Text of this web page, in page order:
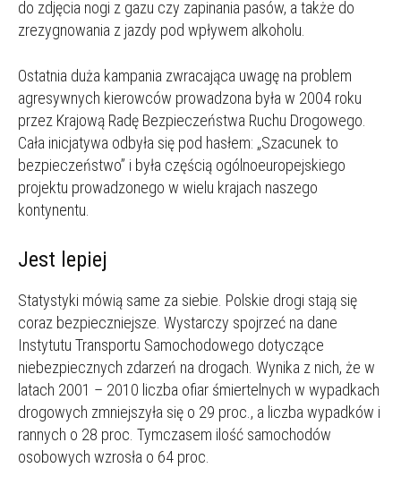
do zdjęcia nogi z gazu czy zapinania pasów, a także do
zrezygnowania z jazdy pod wpływem alkoholu.
Ostatnia duża kampania zwracająca uwagę na problem
agresywnych kierowców prowadzona była w 2004 roku
przez Krajową Radę Bezpieczeństwa Ruchu Drogowego.
Cała inicjatywa odbyła się pod hasłem: „Szacunek to
bezpieczeństwo” i była częścią ogólnoeuropejskiego
projektu prowadzonego w wielu krajach naszego
kontynentu.
Jest lepiej
Statystyki mówią same za siebie. Polskie drogi stają się
coraz bezpieczniejsze. Wystarczy spojrzeć na dane
Instytutu Transportu Samochodowego dotyczące
niebezpiecznych zdarzeń na drogach. Wynika z nich, że w
latach 2001 – 2010 liczba ofiar śmiertelnych w wypadkach
drogowych zmniejszyła się o 29 proc., a liczba wypadków i
rannych o 28 proc. Tymczasem ilość samochodów
osobowych wzrosła o 64 proc.